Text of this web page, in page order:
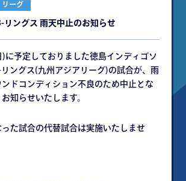
リーグ
リングス 雨天中止のお知らせ
に予定しておりました徳島インディゴソ
リングス(九州アジアリーグ)の試合が、雨
ドコンディション不良のため中止とな
知らせいたします。
た試合の代替試合は実施いたしませ